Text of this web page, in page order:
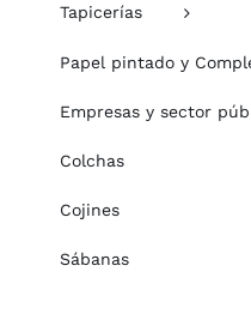
Tapicerías
Papel pintado y
Empresas y sector
Colchas
Cojines
Sábanas